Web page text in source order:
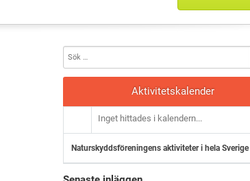
Aktivitetskalender
Inget hittades i kalendern...
Naturskyddsföreningens aktiviteter i hela Sverige